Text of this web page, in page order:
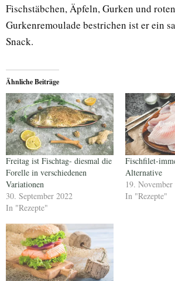
Fischstäbchen, Äpfeln, Gurken und
Gurkenremoulade bestrichen ist er ein
Snack.
Ähnliche Beiträge
Freitag ist Fischtag- diesmal die
Forelle in verschiedenen
Variationen
30. September 2022
In "Rezepte"
Fischfilet-
Alternative
19. November
In "Rezepte"